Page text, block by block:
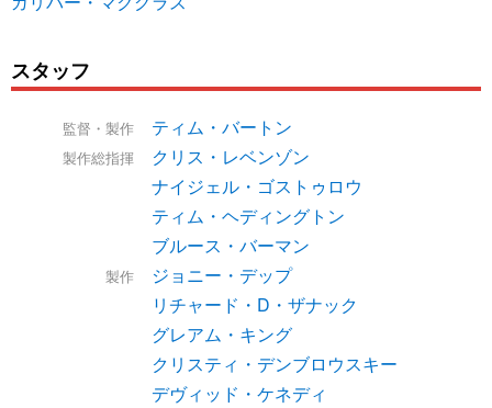
スタッフ
監督・製作 ティム・バートン
製作総指揮
クリス・レベンゾン
ナイジェル・ゴストゥロウ
ティム・ヘディングトン
ブルース・バーマン
製作
ジョニー・デップ
リチャード・D・ザナック
グレアム・キング
クリスティ・デンブロウスキー
デヴィッド・ケネディ